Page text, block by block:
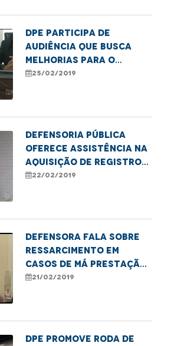
DPE participa de
audiência que busca
melhorias para o
Hospital da Criança
25/02/2019
Defensoria Pública
oferece assistência na
aquisição de registro
civil
22/02/2019
Defensora fala sobre
ressarcimento em
casos de má prestação
de serviços públicos
21/02/2019
DPE promove roda de